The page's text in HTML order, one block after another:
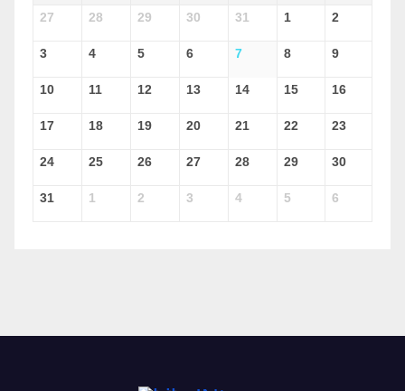
27 28 29 30 31 1 2
3 4 5 6 7 8 9
10 11 12 13 14 15 16
17 18 19 20 21 22 23
24 25 26 27 28 29 30
31 1 2 3 4 5 6